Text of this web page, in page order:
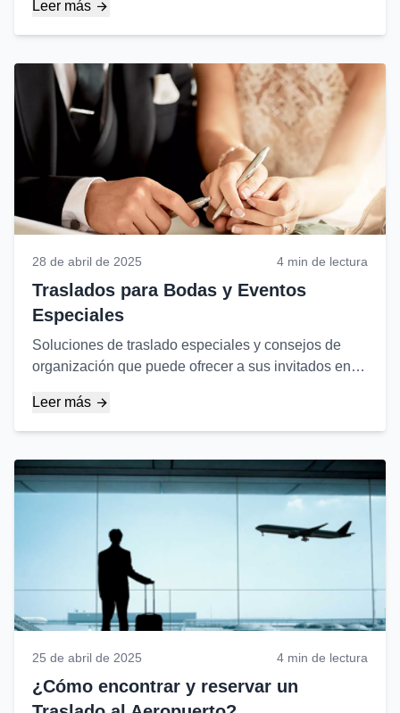
invernales...
Leer más
28 de abril de 2025 4 min de lectura
Traslados para Bodas y Eventos
Especiales
Soluciones de traslado especiales y consejos de
organización que puede ofrecer a sus invitados en
Leer más
25 de abril de 2025 4 min de lectura
¿Cómo encontrar y reservar un